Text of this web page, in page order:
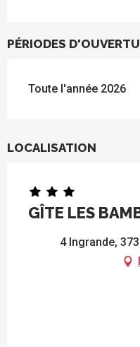
PÉRIODES
Toute l'année 2026
LOCALISATION
GÎTE LES
4 Ingrande,